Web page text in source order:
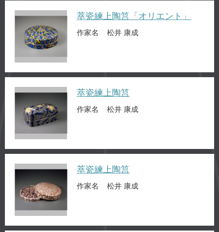
萃瓷練上陶筥「オリエント」
作家名 松井 康成
萃瓷練上陶筥
作家名 松井 康成
萃瓷練上陶筥
作家名 松井 康成